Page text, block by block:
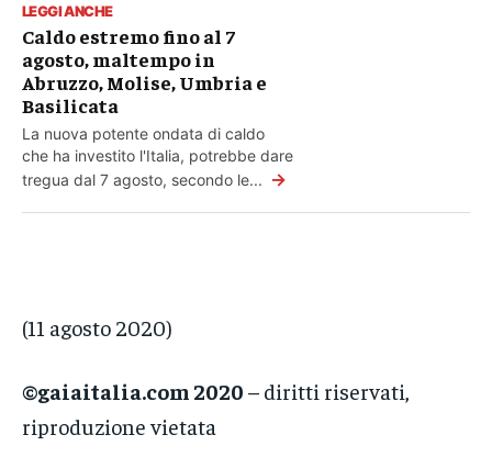
LEGGI ANCHE
Caldo estremo fino al 7
agosto, maltempo in
Abruzzo, Molise, Umbria e
Basilicata
La nuova potente ondata di caldo
che ha investito l'Italia, potrebbe dare
tregua dal 7 agosto, secondo le... →
(11 agosto 2020)
©gaiaitalia.com 2020 – diritti riservati,
riproduzione vietata